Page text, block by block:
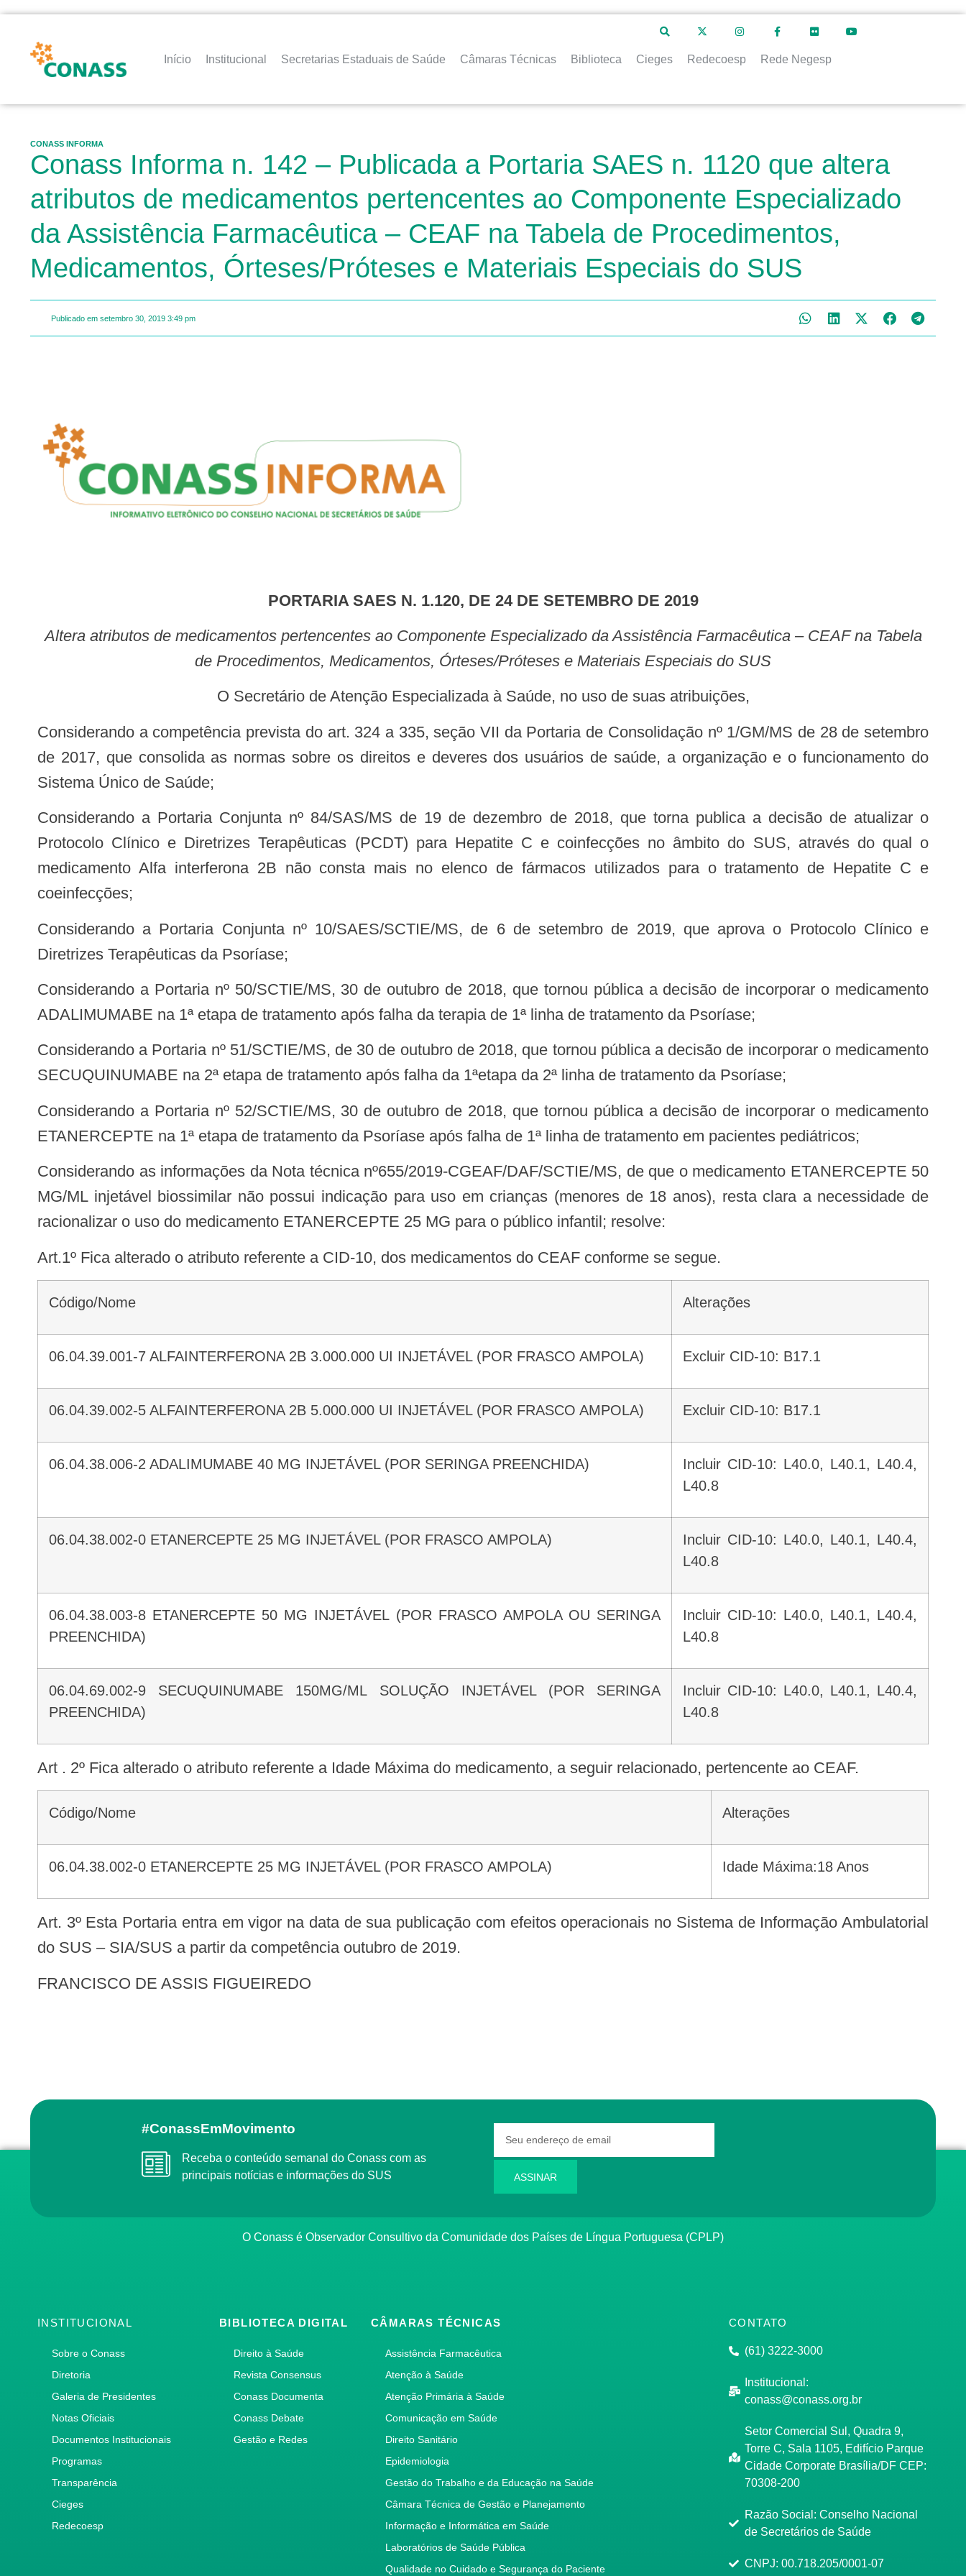
Início Institucional Secretarias Estaduais de Saúde Câmaras Técnicas Biblioteca Cieges Redecoesp Rede Negesp
CONASS INFORMA
Conass Informa n. 142 – Publicada a Portaria SAES n. 1120 que altera
atributos de medicamentos pertencentes ao Componente Especializado
da Assistência Farmacêutica – CEAF na Tabela de Procedimentos,
Medicamentos, Órteses/Próteses e Materiais Especiais do SUS
Publicado em setembro 30, 2019 3:49 pm
PORTARIA SAES N. 1.120, DE 24 DE SETEMBRO DE 2019
Altera atributos de medicamentos pertencentes ao Componente Especializado da Assistência Farmacêutica – CEAF na Tabela
de Procedimentos, Medicamentos, Órteses/Próteses e Materiais Especiais do SUS
O Secretário de Atenção Especializada à Saúde, no uso de suas atribuições,
Considerando a competência prevista do art. 324 a 335, seção VII da Portaria de Consolidação nº 1/GM/MS de 28 de setembro
de 2017, que consolida as normas sobre os direitos e deveres dos usuários de saúde, a organização e o funcionamento do
Sistema Único de Saúde;
Considerando a Portaria Conjunta nº 84/SAS/MS de 19 de dezembro de 2018, que torna publica a decisão de atualizar o
Protocolo Clínico e Diretrizes Terapêuticas (PCDT) para Hepatite C e coinfecções no âmbito do SUS, através do qual o
medicamento Alfa interferona 2B não consta mais no elenco de fármacos utilizados para o tratamento de Hepatite C e
coeinfecções;
Considerando a Portaria Conjunta nº 10/SAES/SCTIE/MS, de 6 de setembro de 2019, que aprova o Protocolo Clínico e
Diretrizes Terapêuticas da Psoríase;
Considerando a Portaria nº 50/SCTIE/MS, 30 de outubro de 2018, que tornou pública a decisão de incorporar o medicamento
ADALIMUMABE na 1ª etapa de tratamento após falha da terapia de 1ª linha de tratamento da Psoríase;
Considerando a Portaria nº 51/SCTIE/MS, de 30 de outubro de 2018, que tornou pública a decisão de incorporar o medicamento
SECUQUINUMABE na 2ª etapa de tratamento após falha da 1ªetapa da 2ª linha de tratamento da Psoríase;
Considerando a Portaria nº 52/SCTIE/MS, 30 de outubro de 2018, que tornou pública a decisão de incorporar o medicamento
ETANERCEPTE na 1ª etapa de tratamento da Psoríase após falha de 1ª linha de tratamento em pacientes pediátricos;
Considerando as informações da Nota técnica nº655/2019-CGEAF/DAF/SCTIE/MS, de que o medicamento ETANERCEPTE 50
MG/ML injetável biossimilar não possui indicação para uso em crianças (menores de 18 anos), resta clara a necessidade de
racionalizar o uso do medicamento ETANERCEPTE 25 MG para o público infantil; resolve:
Art.1º Fica alterado o atributo referente a CID-10, dos medicamentos do CEAF conforme se segue.
Código/Nome Alterações
06.04.39.001-7 ALFAINTERFERONA 2B 3.000.000 UI INJETÁVEL (POR FRASCO AMPOLA) Excluir CID-10: B17.1
06.04.39.002-5 ALFAINTERFERONA 2B 5.000.000 UI INJETÁVEL (POR FRASCO AMPOLA) Excluir CID-10: B17.1
06.04.38.006-2 ADALIMUMABE 40 MG INJETÁVEL (POR SERINGA PREENCHIDA)
Incluir CID-10: L40.0, L40.1, L40.4,
L40.8
06.04.38.002-0 ETANERCEPTE 25 MG INJETÁVEL (POR FRASCO AMPOLA)
Incluir CID-10: L40.0, L40.1, L40.4,
L40.8
06.04.38.003-8 ETANERCEPTE 50 MG INJETÁVEL (POR FRASCO AMPOLA OU SERINGA
PREENCHIDA)
Incluir CID-10: L40.0, L40.1, L40.4,
L40.8
06.04.69.002-9 SECUQUINUMABE 150MG/ML SOLUÇÃO INJETÁVEL (POR SERINGA
PREENCHIDA)
Incluir CID-10: L40.0, L40.1, L40.4,
L40.8
Art . 2º Fica alterado o atributo referente a Idade Máxima do medicamento, a seguir relacionado, pertencente ao CEAF.
Código/Nome Alterações
06.04.38.002-0 ETANERCEPTE 25 MG INJETÁVEL (POR FRASCO AMPOLA) Idade Máxima:18 Anos
Art. 3º Esta Portaria entra em vigor na data de sua publicação com efeitos operacionais no Sistema de Informação Ambulatorial
do SUS – SIA/SUS a partir da competência outubro de 2019.
FRANCISCO DE ASSIS FIGUEIREDO
#ConassEmMovimento
Receba o conteúdo semanal do Conass com as
principais notícias e informações do SUS
ASSINAR
O Conass é Observador Consultivo da Comunidade dos Países de Língua Portuguesa (CPLP)
INSTITUCIONAL
Sobre o Conass
Diretoria
Galeria de Presidentes
Notas Oficiais
Documentos Institucionais
Programas
Transparência
Cieges
Redecoesp
BIBLIOTECA DIGITAL
Direito à Saúde
Revista Consensus
Conass Documenta
Conass Debate
Gestão e Redes
CÂMARAS TÉCNICAS
Assistência Farmacêutica
Atenção à Saúde
Atenção Primária à Saúde
Comunicação em Saúde
Direito Sanitário
Epidemiologia
Gestão do Trabalho e da Educação na Saúde
Câmara Técnica de Gestão e Planejamento
Informação e Informática em Saúde
Laboratórios de Saúde Pública
Qualidade no Cuidado e Segurança do Paciente
CONTATO
(61) 3222-3000
Institucional:
conass@conass.org.br
Setor Comercial Sul, Quadra 9,
Torre C, Sala 1105, Edifício Parque
Cidade Corporate Brasília/DF CEP:
70308-200
Razão Social: Conselho Nacional
de Secretários de Saúde
CNPJ: 00.718.205/0001-07